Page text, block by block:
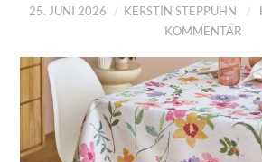
25. JUNI 2026 KERSTIN STEPPUHN
KOMMENTAR